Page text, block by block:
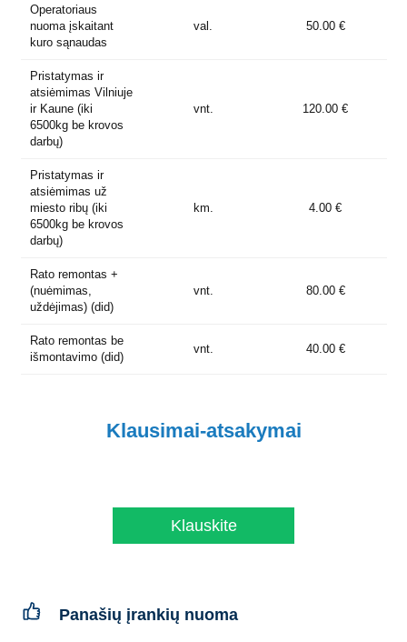
Operatoriaus
nuoma įskaitant
kuro sąnaudas
val. 50.00 €
Pristatymas ir
atsiėmimas Vilniuje
ir Kaune (iki
6500kg be krovos
darbų)
vnt. 120.00 €
Pristatymas ir
atsiėmimas už
miesto ribų (iki
6500kg be krovos
darbų)
km. 4.00 €
Rato remontas +
(nuėmimas,
uždėjimas) (did)
vnt. 80.00 €
Rato remontas be
išmontavimo (did)
vnt. 40.00 €
Klausimai-atsakymai
Klauskite
Panašių įrankių nuoma